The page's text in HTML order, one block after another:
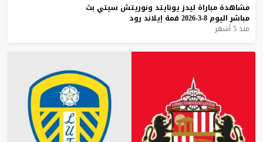
مشاهدة مباراة ليدز يونايتد ونوريتش سيتي بث
مباشر اليوم 8-3-2026 قمة إيلاند رود
منذ 5 أشهر